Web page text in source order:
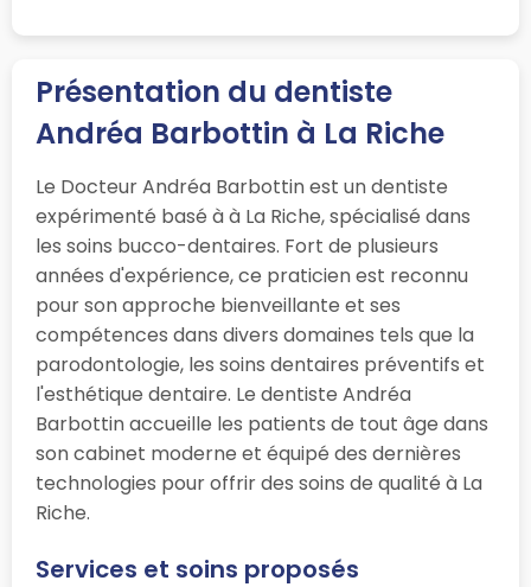
Présentation du dentiste
Andréa Barbottin à La Riche
Le Docteur Andréa Barbottin est un dentiste
expérimenté basé à à La Riche, spécialisé dans
les soins bucco-dentaires. Fort de plusieurs
années d'expérience, ce praticien est reconnu
pour son approche bienveillante et ses
compétences dans divers domaines tels que la
parodontologie, les soins dentaires préventifs et
l'esthétique dentaire. Le dentiste Andréa
Barbottin accueille les patients de tout âge dans
son cabinet moderne et équipé des dernières
technologies pour offrir des soins de qualité à La
Riche.
Services et soins proposés